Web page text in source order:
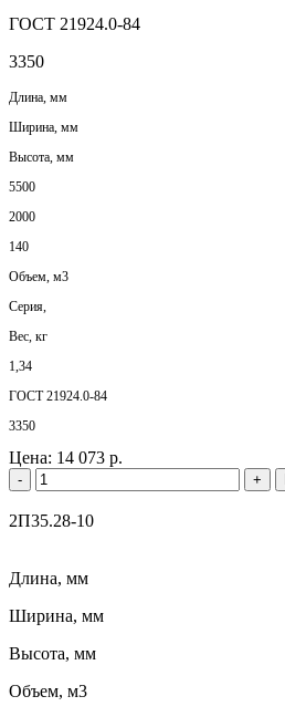
ГОСТ 21924.0-84
3350
Длина, мм
Ширина, мм
Высота, мм
5500
2000
140
Объем, м3
Серия,
Вес, кг
1,34
ГОСТ 21924.0-84
3350
Цена: 14 073 р.
- +
2П35.28-10
Длина, мм
Ширина, мм
Высота, мм
Объем, м3